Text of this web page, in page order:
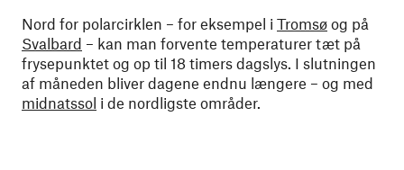
Nord for polarcirklen – for eksempel i Tromsø og på
Svalbard – kan man forvente temperaturer tæt på
frysepunktet og op til 18 timers dagslys. I slutningen
af måneden bliver dagene endnu længere – og med
midnatssol i de nordligste områder.